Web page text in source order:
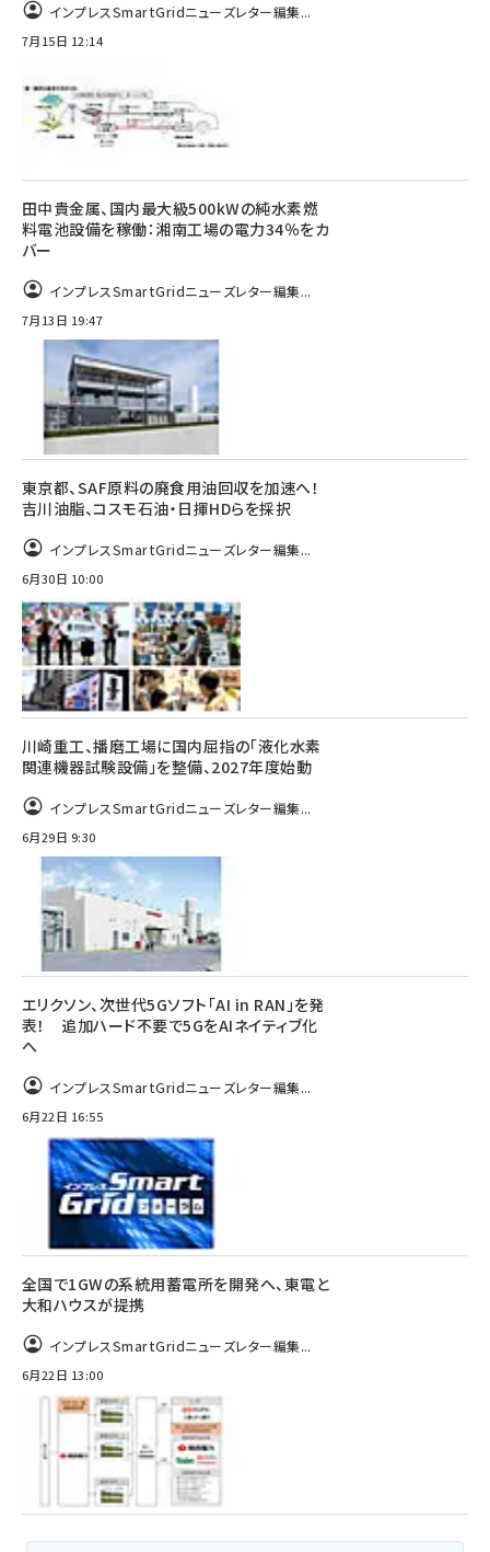
インプレスSmartGridニューズレター編集...
7月15日 12:14
田中貴金属、国内最大級500kWの純水素燃
料電池設備を稼働：湘南工場の電力34％をカ
バー
インプレスSmartGridニューズレター編集...
7月13日 19:47
東京都、SAF原料の廃食用油回収を加速へ！
吉川油脂、コスモ石油・日揮HDらを採択
インプレスSmartGridニューズレター編集...
6月30日 10:00
川崎重工、播磨工場に国内屈指の「液化水素
関連機器試験設備」を整備、2027年度始動
インプレスSmartGridニューズレター編集...
6月29日 9:30
エリクソン、次世代5Gソフト「AI in RAN」を発
表！ 追加ハード不要で5GをAIネイティブ化
へ
インプレスSmartGridニューズレター編集...
6月22日 16:55
全国で1GWの系統用蓄電所を開発へ、東電と
大和ハウスが提携
インプレスSmartGridニューズレター編集...
6月22日 13:00